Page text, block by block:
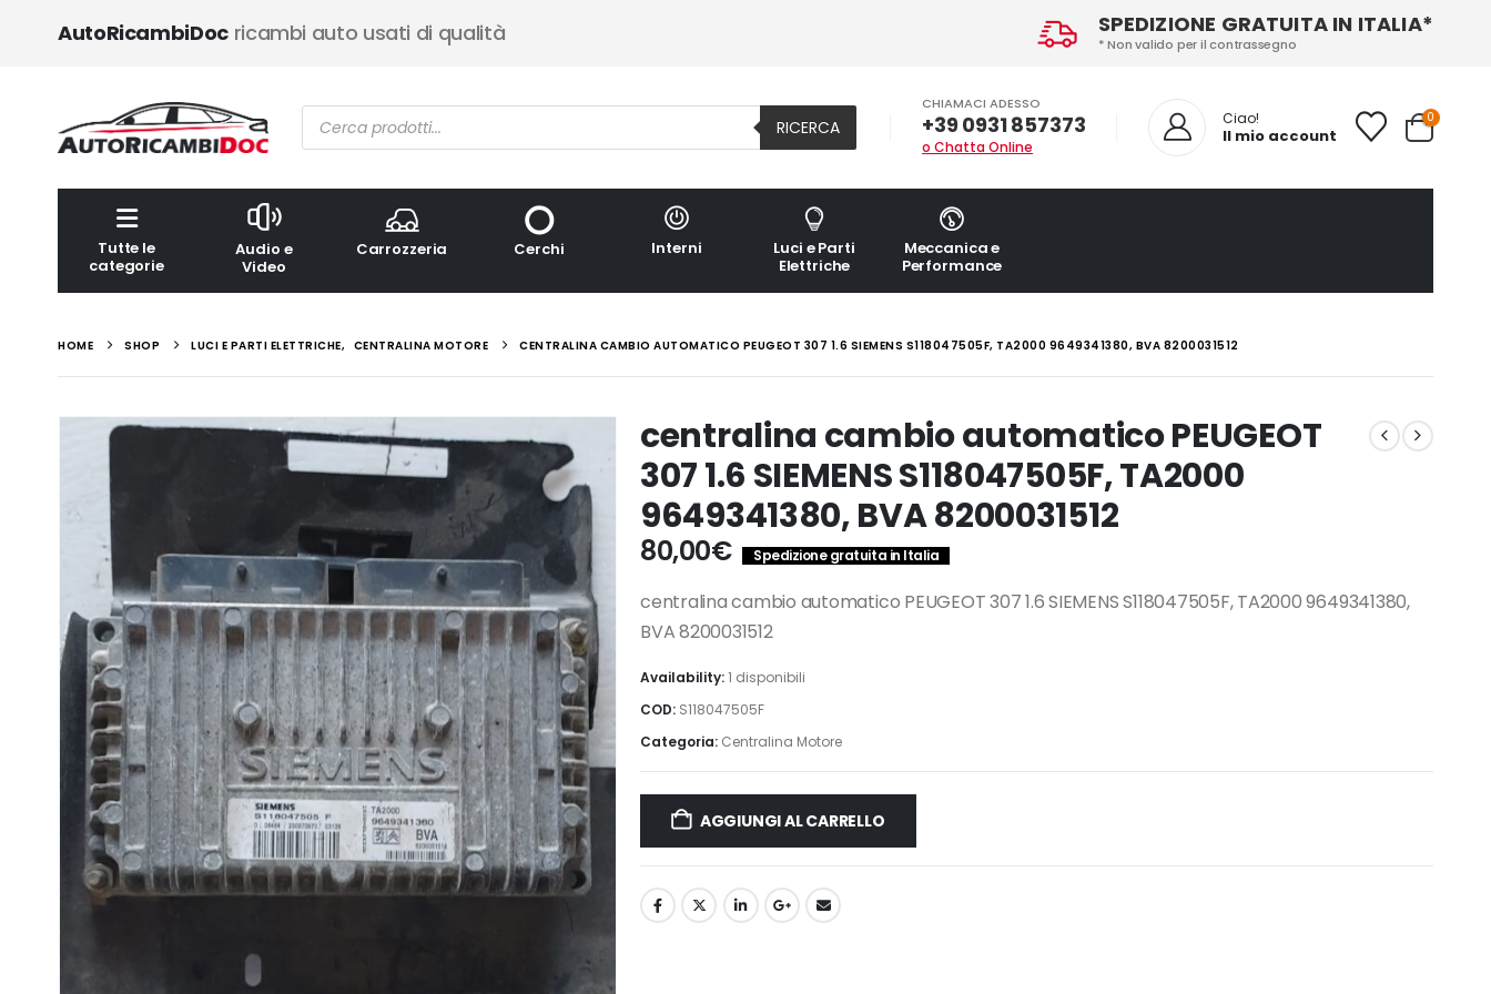
SPEDIZIONE GRATUITA IN ITALIA*
* Non valido per il contrassegno
AutoRicambiDocricambi auto usati di qualità
Ricerca
prodotti RICERCA
CHIAMACI ADESSO
+39 0931 857373
o Chatta Online
Ciao!
Il mio account
0
Tutte le
categorie
Audio e
Video
Carrozzeria Cerchi Interni
Luci e Parti
Elettriche
Meccanica e
Performance
HOME SHOP LUCI E PARTI ELETTRICHE, CENTRALINA MOTORE CENTRALINA CAMBIO AUTOMATICO PEUGEOT 307 1.6 SIEMENS S118047505F, TA2000 9649341380, BVA 8200031512
centralina cambio automatico PEUGEOT
307 1.6 SIEMENS S118047505F, TA2000
9649341380, BVA 8200031512
80,00€ Spedizione gratuita in Italia
centralina cambio automatico PEUGEOT 307 1.6 SIEMENS S118047505F, TA2000 9649341380,
BVA 8200031512
Availability:1 disponibili
COD: S118047505F
Categoria: Centralina Motore
AGGIUNGI AL CARRELLO